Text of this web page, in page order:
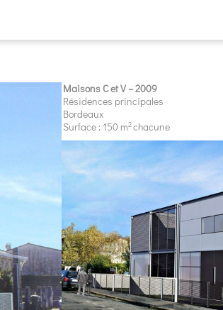
Maisons C et V – 2009
Résidences principales
Bordeaux
Surface : 150 m2chacune